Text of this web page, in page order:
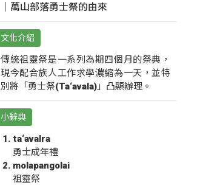
｜萬山部落勇士祭的由來
文化介紹
傳統祖靈祭是一系列為期四個月的祭典，
現今配合族人工作求學濃縮為一天，並特
別將「勇士祭(Ta‘avala)」凸顯辦理。
小辭典
ta‘avalra
勇士成年禮
molapangolai
祖靈祭